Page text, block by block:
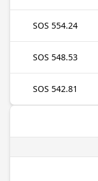
554.24 SOS
548.53 SOS
542.81 SOS